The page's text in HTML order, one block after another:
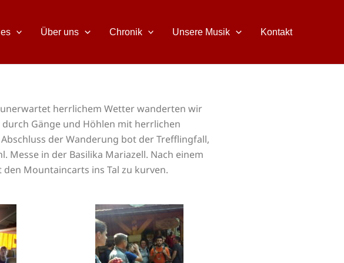
Über uns Chronik Unsere Musik Kontakt
unerwartet herrlichem Wetter wanderten wir
Gänge und Höhlen mit herrlichen
der Wanderung bot der Trefflingfall,
in der Basilika Mariazell. Nach einem
Mountaincarts ins Tal zu kurven.